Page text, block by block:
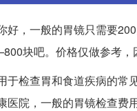
好，一般的胃镜只需要
块吧。价格仅做参考，
于检查胃和食道疾病的常
医院，一般的胃镜检查费